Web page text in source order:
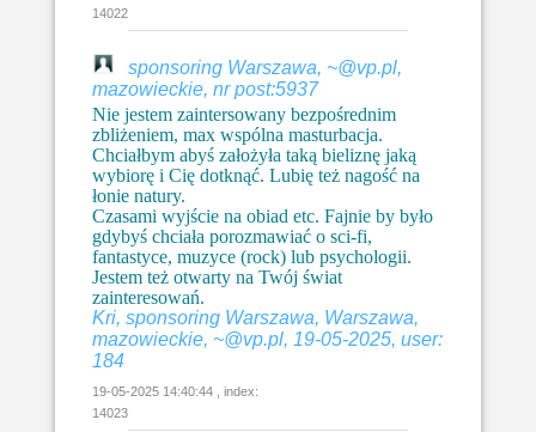
14022
sponsoring Warszawa, ~@vp.pl,
mazowieckie, nr post:5937
Nie jestem zaintersowany bezpośrednim
zbliżeniem, max wspólna masturbacja.
Chciałbym abyś założyła taką bieliznę jaką
wybiorę i Cię dotknąć. Lubię też nagość na
łonie natury.
Czasami wyjście na obiad etc. Fajnie by było
gdybyś chciała porozmawiać o sci-fi,
fantastyce, muzyce (rock) lub psychologii.
Jestem też otwarty na Twój świat
zainteresowań.
Kri, sponsoring Warszawa, Warszawa,
mazowieckie, ~@vp.pl, 19-05-2025, user:
184
19-05-2025 14:40:44 , index:
14023